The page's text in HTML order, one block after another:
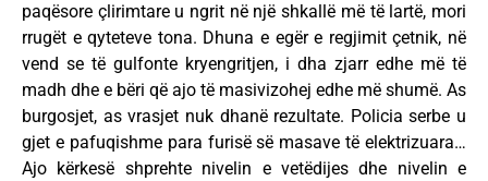
paqësore çlirimtare u ngrit në një shkallë më të lartë, mori
rrugët e qyteteve tona. Dhuna e egër e regjimit çetnik, në
vend se të gulfonte kryengritjen, i dha zjarr edhe më të
madh dhe e bëri që ajo të masivizohej edhe më shumë. As
burgosjet, as vrasjet nuk dhanë rezultate. Policia serbe u
gjet e pafuqishme para furisë së masave të elektrizuara…
Ajo kërkesë shprehte nivelin e vetëdijes dhe nivelin e